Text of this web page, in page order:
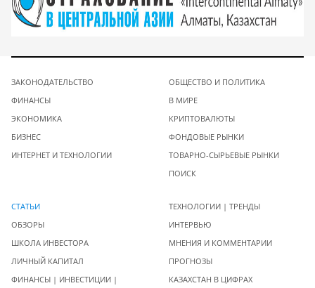
ЗАКОНОДАТЕЛЬСТВО
ФИНАНСЫ
ЭКОНОМИКА
БИЗНЕС
ИНТЕРНЕТ И ТЕХНОЛОГИИ
ОБЩЕСТВО И ПОЛИТИКА
В МИРЕ
КРИПТОВАЛЮТЫ
ФОНДОВЫЕ РЫНКИ
ТОВАРНО-СЫРЬЕВЫЕ РЫНКИ
ПОИСК
СТАТЬИ
ОБЗОРЫ
ШКОЛА ИНВЕСТОРА
ЛИЧНЫЙ КАПИТАЛ
ФИНАНСЫ | ИНВЕСТИЦИИ |
ТЕХНОЛОГИИ | ТРЕНДЫ
ИНТЕРВЬЮ
МНЕНИЯ И КОММЕНТАРИИ
ПРОГНОЗЫ
КАЗАХСТАН В ЦИФРАХ